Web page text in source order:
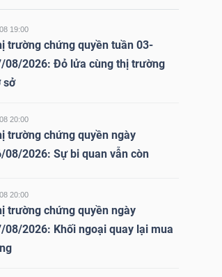
19:00
trường chứng quyền tuần 03-
08/2026: Đỏ lửa cùng thị trường
sở
20:00
trường chứng quyền ngày
08/2026: Sự bi quan vẫn còn
20:00
trường chứng quyền ngày
08/2026: Khối ngoại quay lại mua